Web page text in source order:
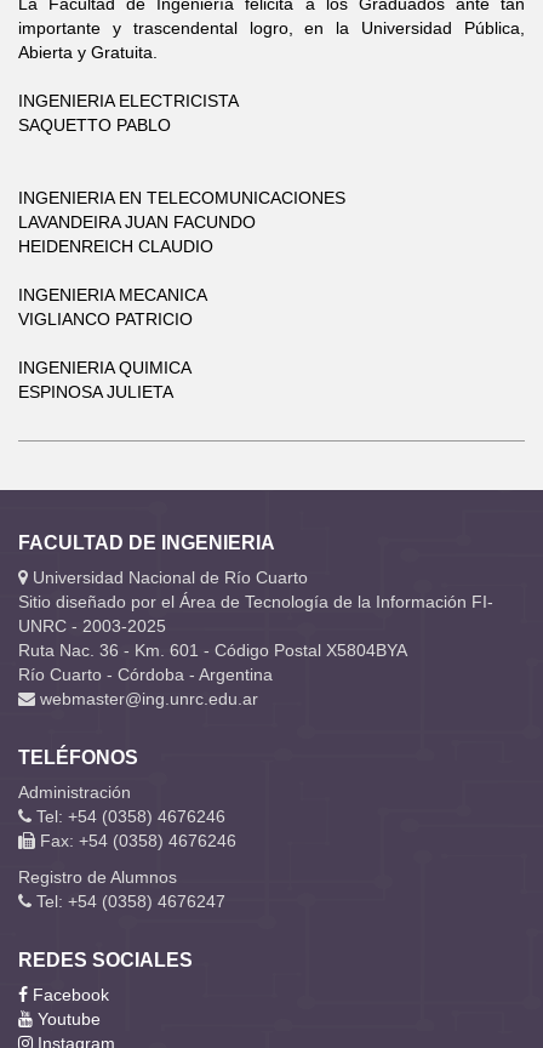
importante y trascendental logro, en la Universidad Pública,
Abierta y Gratuita.
INGENIERIA ELECTRICISTA
SAQUETTO PABLO
INGENIERIA EN TELECOMUNICACIONES
LAVANDEIRA JUAN FACUNDO
HEIDENREICH CLAUDIO
INGENIERIA MECANICA
VIGLIANCO PATRICIO
INGENIERIA QUIMICA
ESPINOSA JULIETA
FACULTAD DE INGENIERIA
Universidad Nacional de Río Cuarto
Sitio diseñado por el Área de Tecnología de la Información FI-
UNRC - 2003-2025
Ruta Nac. 36 - Km. 601 - Código Postal X5804BYA
Río Cuarto - Córdoba - Argentina
webmaster@ing.unrc.edu.ar
TELÉFONOS
Administración
Tel: +54 (0358) 4676246
Fax: +54 (0358) 4676246
Registro de Alumnos
Tel: +54 (0358) 4676247
REDES SOCIALES
Facebook
Youtube
Instagram